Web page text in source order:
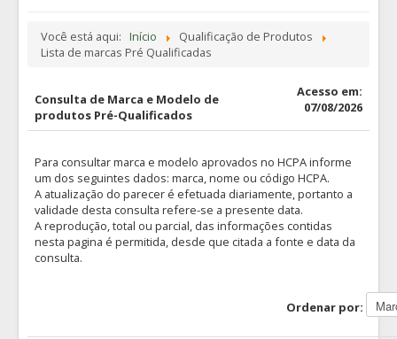
Você está aqui: Início
Qualificação de Produtos
Lista de marcas Pré Qualificadas
Consulta de Marca e Modelo de
produtos Pré-Qualificados
Acesso em:
07/08/2026
Para consultar marca e modelo aprovados no HCPA informe
um dos seguintes dados: marca, nome ou código HCPA.
A atualização do parecer é efetuada diariamente, portanto a
validade desta consulta refere-se a presente data.
A reprodução, total ou parcial, das informações contidas
nesta pagina é permitida, desde que citada a fonte e data da
consulta.
Ordenar por: